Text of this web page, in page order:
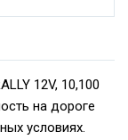
12V, 10,100
на дороге
условиях.